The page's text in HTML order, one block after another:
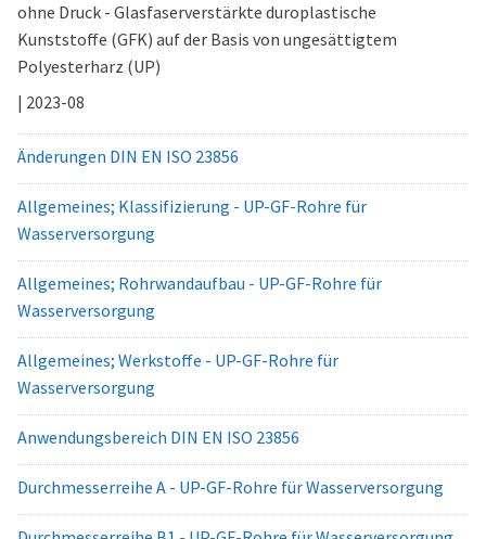
ohne Druck - Glasfaserverstärkte duroplastische
Kunststoffe (GFK) auf der Basis von ungesättigtem
Polyesterharz (UP)
| 2023-08
Änderungen DIN EN ISO 23856
Allgemeines; Klassifizierung - UP-GF-Rohre für
Wasserversorgung
Allgemeines; Rohrwandaufbau - UP-GF-Rohre für
Wasserversorgung
Allgemeines; Werkstoffe - UP-GF-Rohre für
Wasserversorgung
Anwendungsbereich DIN EN ISO 23856
Durchmesserreihe A - UP-GF-Rohre für Wasserversorgung